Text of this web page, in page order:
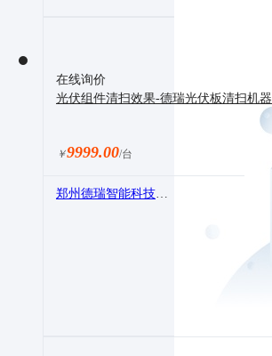
在线询价
光伏组件清扫效果-德瑞光伏板清扫机器
￥9999.00/台
郑州德瑞智能科技有限公司